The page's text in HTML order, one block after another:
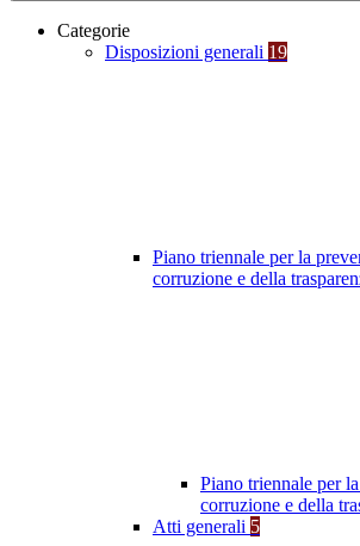
Categorie
Disposizioni generali 19
Piano triennale per la
corruzione e della
Piano triennale per
corruzione e della
Atti generali 5